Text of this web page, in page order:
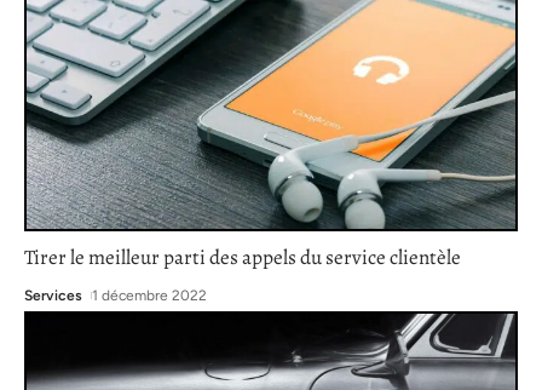
Tirer le meilleur parti des appels du service clientèle
Services 1 décembre 2022